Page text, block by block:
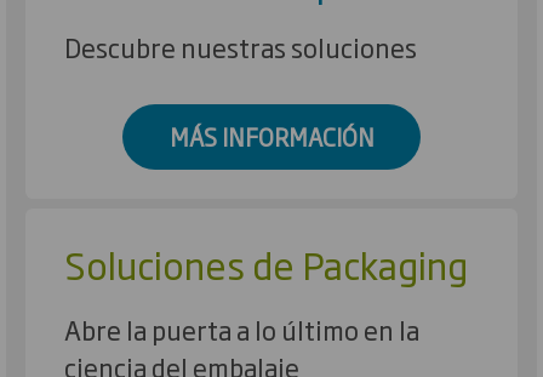
Descubre nuestras soluciones
MÁS INFORMACIÓN
Soluciones de Packaging
Abre la puerta a lo último en la
ciencia del embalaje